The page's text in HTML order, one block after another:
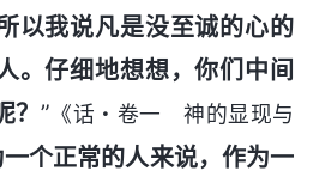
以我说凡是没至诚的心的
。仔细地想想，你们中间
” 《话・卷一 神的显现与
个正常的人来说，作为一